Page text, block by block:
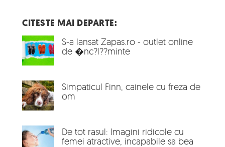
CITESTE MAI DEPARTE:
S-a lansat Zapas.ro - outlet online
de �nc?l??minte
Simpaticul Finn, cainele cu freza de
om
De tot rasul: Imagini ridicole cu
femei atractive, incapabile sa bea